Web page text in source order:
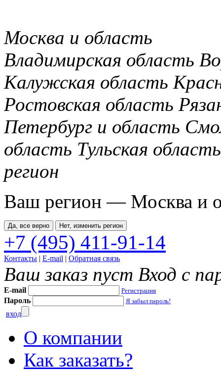
Москва и область
Владимирская область
Калужская область
Ростовская область
Петербург и область
область Тульская область
регион
Ваш регион — Москва и
Да, все верно Нет, изменить регион
+7 (495) 411-91-14
Контакты | E-mail | Обратная связь
Ваш заказ пуст Вход с
E-mail Регистрация
Пароль Я забыл пароль!
вход
О компании
Как заказать?